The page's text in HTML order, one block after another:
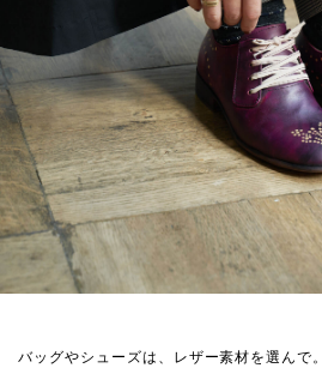
バッグやシューズは、レザー素材を選んで。